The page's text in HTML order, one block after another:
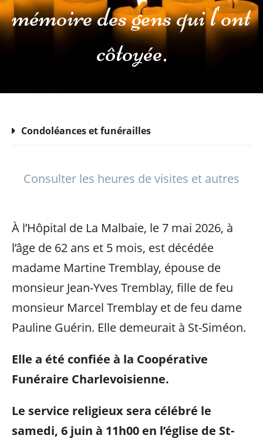
mémoire des gens qui l'ont
côtoyée.
Condoléances et funérailles
Consulter les heures de visites et autres
À l’Hôpital de La Malbaie, le 7 mai 2026, à
l’âge de 62 ans et 5 mois, est décédée
madame Martine Tremblay, épouse de
monsieur Jean-Yves Tremblay, fille de feu
monsieur Marcel Tremblay et de feu dame
Pauline Guérin. Elle demeurait à St-Siméon.
Elle a été confiée à la Coopérative
Funéraire Charlevoisienne.
Le service religieux sera célébré le
samedi, 6 juin à 11h00 en l’église de St-